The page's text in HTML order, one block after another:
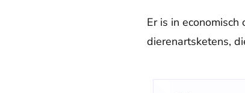
Er is in
dierenartsketens,